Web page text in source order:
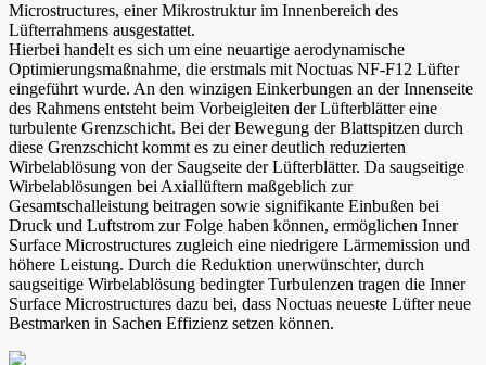
Microstructures, einer Mikrostruktur im Innenbereich des
Lüfterrahmens ausgestattet.
Hierbei handelt es sich um eine neuartige aerodynamische
Optimierungsmaßnahme, die erstmals mit Noctuas NF-F12 Lüfter
eingeführt wurde. An den winzigen Einkerbungen an der Innenseite
des Rahmens entsteht beim Vorbeigleiten der Lüfterblätter eine
turbulente Grenzschicht. Bei der Bewegung der Blattspitzen durch
diese Grenzschicht kommt es zu einer deutlich reduzierten
Wirbelablösung von der Saugseite der Lüfterblätter. Da saugseitige
Wirbelablösungen bei Axiallüftern maßgeblich zur
Gesamtschalleistung beitragen sowie signifikante Einbußen bei
Druck und Luftstrom zur Folge haben können, ermöglichen Inner
Surface Microstructures zugleich eine niedrigere Lärmemission und
höhere Leistung. Durch die Reduktion unerwünschter, durch
saugseitige Wirbelablösung bedingter Turbulenzen tragen die Inner
Surface Microstructures dazu bei, dass Noctuas neueste Lüfter neue
Bestmarken in Sachen Effizienz setzen können.